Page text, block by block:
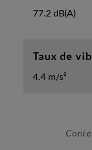
77.2 dB(A)
Taux de
4.4 m/s²